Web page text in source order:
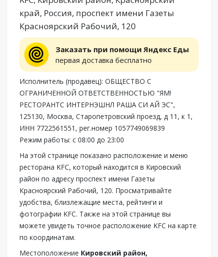
край, Россия, проспект имени Газеты
Красноярский Рабочий, 120
Заказать при помощи Яндекс Еды
первая доставка бесплатно
Исполнитель (продавец): ОБЩЕСТВО С
ОГРАНИЧЕННОЙ ОТВЕТСТВЕННОСТЬЮ "ЯМ!
РЕСТОРАНТС ИНТЕРНЭШНЛ РАША СИ АЙ ЭС",
125130, Москва, Старопетровский проезд, д 11, к 1,
ИНН 7722561551, рег.номер 1057749069839
Режим работы: с 08:00 до 23:00
На этой странице показано расположение и меню
ресторана KFC, который находится в Кировский
район по адресу проспект имени Газеты
Красноярский Рабочий, 120. Просматривайте
удобства, близлежащие места, рейтинги и
фотографии KFC. Также на этой странице вы
можете увидеть точное расположение KFC на карте
по координатам.
Местоположение Кировский район,